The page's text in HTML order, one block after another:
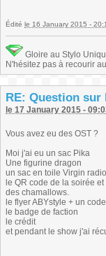
Édité le 16 January 2015 -
Gloire au Stylo
N'hésitez pas à recourir
RE: Question sur
le 17 January 2015 -
Vous avez eu des OST ?
Moi j'ai eu un sac Pika
Une figurine dragon
un sac en toile Virgin radio
le QR code de la soirée
des chamallows.
le flyer ABYstyle + un
le badge de faction
le crédit
et pendant le show j'ai